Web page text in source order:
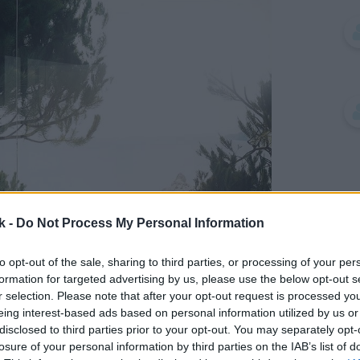
- Do Not Process My Personal Information
opt-out of the sale, sharing to third parties, or processing of your
for targeted advertising by us, please use the below opt-out
selection. Please note that after your opt-out request is processed
interest-based ads based on personal information utilized by us
to third parties prior to your opt-out. You may separately
of your personal information by third parties on the IAB’s list of